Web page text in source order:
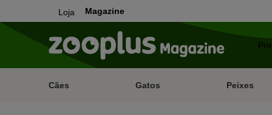
Loja Magazine
Cães Gatos Peixes